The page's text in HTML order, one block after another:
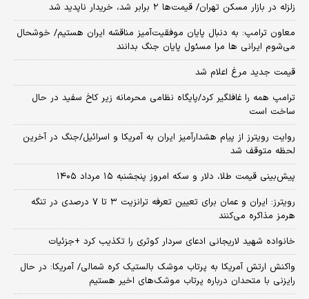
زلزله در بازار مسکن تهران/ قیمت‌ها ۲ برابر شد، خریدار ناپدید شد
معاون ترامپ: به دنبال پایان موفقیت‌آمیز مناقشه ایران هستیم/ خوشحال
می‌شوم ایرانی ها مرا مسئول پایان جنگ بدانند
قیمت جدید مرغ اعلام شد
ترامپ همه را غافلگیر کرد/پایگاه نظامی محرمانه زیر کاخ سفید در حال
ساخت است
روایت رویترز از پیام هشدارآمیز ایران به آمریکا و اسرائیل/جنگ در آخرین
لحظه متوقف شد
پیش‌بینی قیمت طلا، دلار و سکه امروز پنجشنبه ۱۵ مرداد ۱۴۰۵
رویترز: ایران و عمان برای تعیین تعرفه ترانزیت ۳ تا ۷ درصدی در تنگه
هرمز مذاکره می‌کنند
خانواده شهید لاریجانی ادعای سردار کوثری را تکذیب کرد +جزئیات
واکنش ارتش آمریکا به پرتاب موشک بالستیک کره شمالی/ آمریکا: در حال
رایزنی با متحدان درباره پرتاب موشک‌های اخیر هستیم